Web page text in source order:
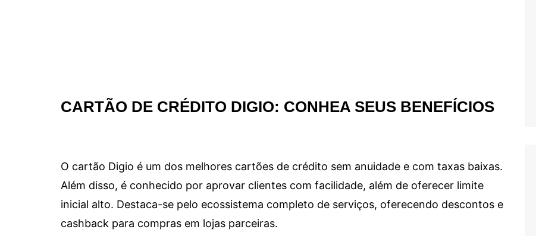
CARTÃO DE CRÉDITO DIGIO: CONHEA SEUS BENEFÍCIOS
O cartão Digio é um dos melhores cartões de crédito sem anuidade e com taxas baixas.
Além disso, é conhecido por aprovar clientes com facilidade, além de oferecer limite
inicial alto. Destaca-se pelo ecossistema completo de serviços, oferecendo descontos e
cashback para compras em lojas parceiras.